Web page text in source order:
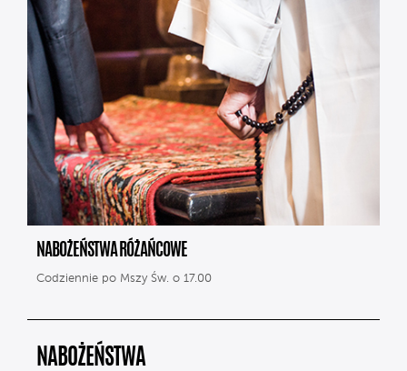
NABOŻEŃSTWA RÓŻAŃCOWE
Codziennie po Mszy Św. o 17.00
NABOŻEŃSTWA